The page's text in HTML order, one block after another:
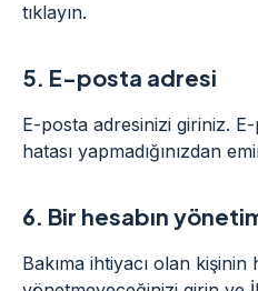
tıklayın.
5. E-posta adresi
E-posta adresinizi giriniz.
hatası yapmadığınızdan
6. Bir hesabın
Bakıma ihtiyacı olan kişinin